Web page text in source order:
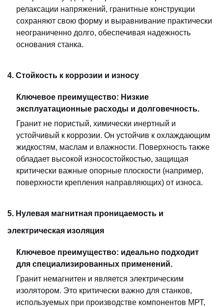
релаксации напряжений, гранитные конструкции
сохраняют свою форму и выравнивание практически
неограниченно долго, обеспечивая надежность
основания станка.
4. Стойкость к коррозии и износу
Ключевое преимущество: Низкие
эксплуатационные расходы и долговечность.
Гранит не пористый, химически инертный и
устойчивый к коррозии. Он устойчив к охлаждающим
жидкостям, маслам и влажности. Поверхность также
обладает высокой износостойкостью, защищая
критически важные опорные плоскости (например,
поверхности крепления направляющих) от износа.
5. Нулевая магнитная проницаемость и
электрическая изоляция
Ключевое преимущество: идеально подходит
для специализированных применений.
Гранит немагнитен и является электрическим
изолятором. Это критически важно для станков,
используемых при производстве компонентов МРТ,